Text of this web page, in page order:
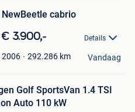
NewBeetle cabrio
€ 3.900,- Details
2006 292.286 km Vandaag
Golf SportsVan 1.4 TSI
Auto 110 kW